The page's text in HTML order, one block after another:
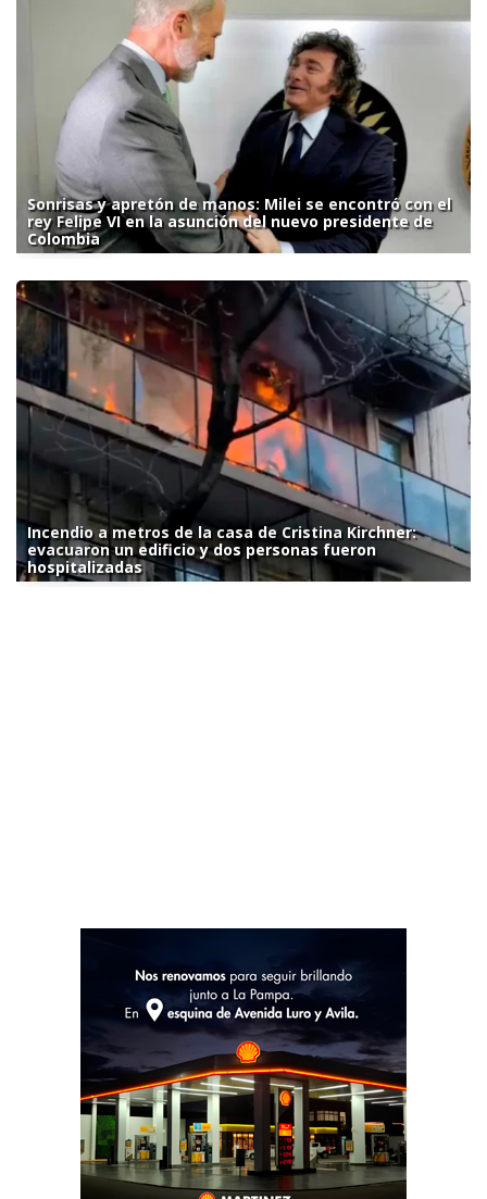
Sonrisas y apretón de manos: Milei se encontró con el
rey Felipe VI en la asunción del nuevo presidente de
Colombia
Incendio a metros de la casa de Cristina Kirchner:
evacuaron un edificio y dos personas fueron
hospitalizadas